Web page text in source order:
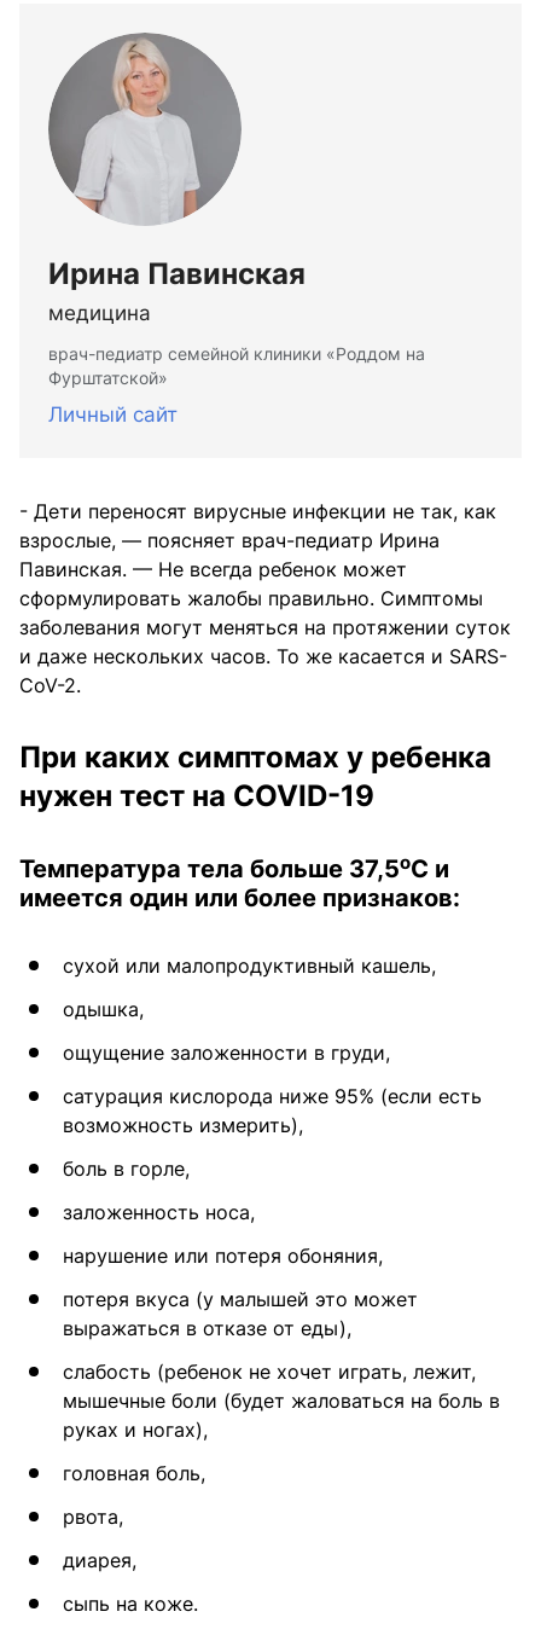
Ирина Павинская
медицина
врач-педиатр семейной клиники «Роддом на
Фурштатской»
Личный сайт
- Дети переносят вирусные инфекции не так, как
взрослые, — поясняет врач-педиатр Ирина
Павинская. — Не всегда ребенок может
сформулировать жалобы правильно. Симптомы
заболевания могут меняться на протяжении суток
и даже нескольких часов. То же касается и SARS-
CoV-2.
При каких симптомах у ребенка
нужен тест на COVID-19
Температура тела больше 37,5оС и
имеется один или более признаков:
сухой или малопродуктивный кашель,
одышка,
ощущение заложенности в груди,
сатурация кислорода ниже 95% (если есть
возможность измерить),
боль в горле,
заложенность носа,
нарушение или потеря обоняния,
потеря вкуса (у малышей это может
выражаться в отказе от еды),
слабость (ребенок не хочет играть, лежит,
мышечные боли (будет жаловаться на боль в
руках и ногах),
головная боль,
рвота,
диарея,
сыпь на коже.